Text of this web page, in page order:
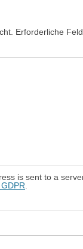
Erforderliche
is sent to a